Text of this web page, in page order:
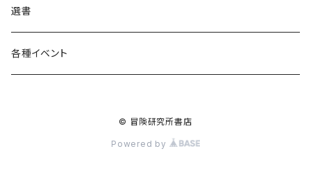
その他
ウェア
選書
各種イベント
© 冒険研究所書店
Powered by